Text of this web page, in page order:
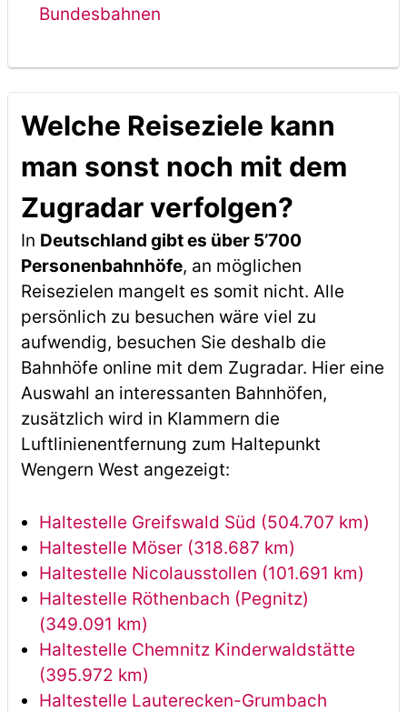
Bundesbahnen
Welche Reiseziele kann
man sonst noch mit dem
Zugradar verfolgen?
In Deutschland gibt es über 5’700
Personenbahnhöfe, an möglichen
Reisezielen mangelt es somit nicht. Alle
persönlich zu besuchen wäre viel zu
aufwendig, besuchen Sie deshalb die
Bahnhöfe online mit dem Zugradar. Hier eine
Auswahl an interessanten Bahnhöfen,
zusätzlich wird in Klammern die
Luftlinienentfernung zum Haltepunkt
Wengern West angezeigt:
Haltestelle Greifswald Süd (504.707 km)
Haltestelle Möser (318.687 km)
Haltestelle Nicolausstollen (101.691 km)
Haltestelle Röthenbach (Pegnitz)
(349.091 km)
Haltestelle Chemnitz Kinderwaldstätte
(395.972 km)
Haltestelle Lauterecken-Grumbach